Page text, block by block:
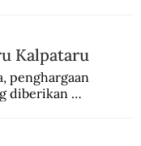
Kalpataru
penghargaan
diberikan